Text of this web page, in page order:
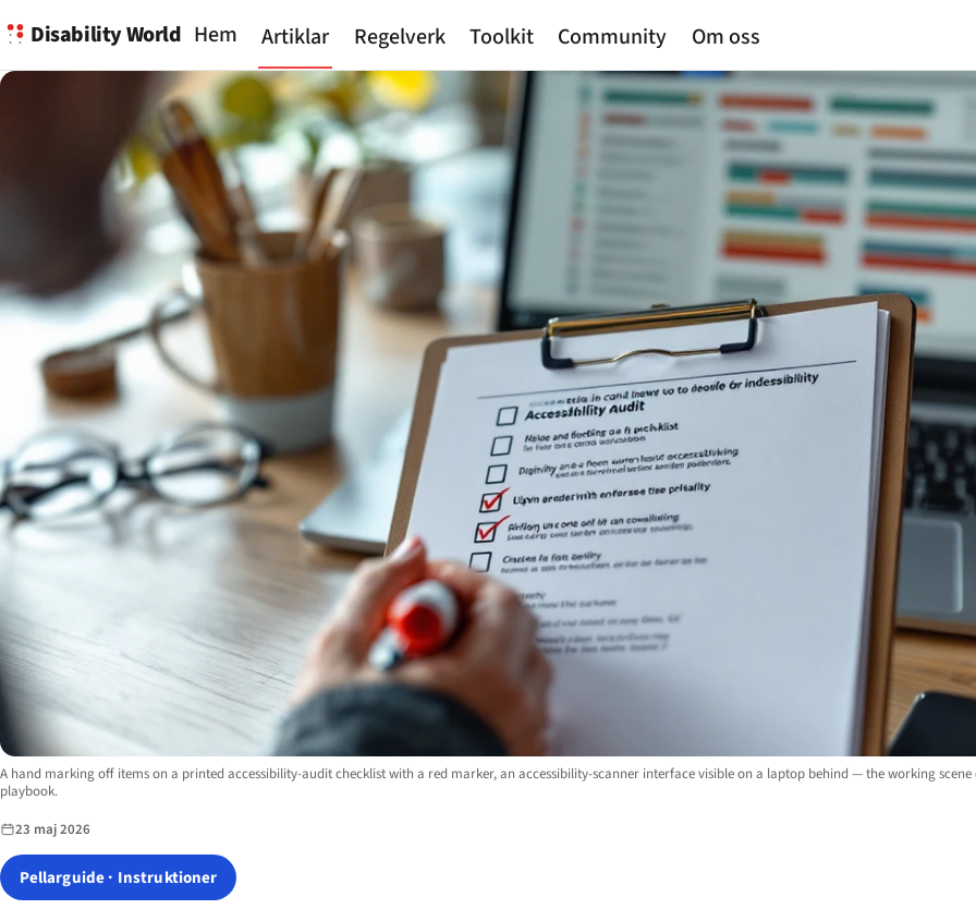
Disability World Hem Artiklar Regelverk Toolkit Community Om oss
Image description:
A hand marking off items on a printed accessibility-audit checklist with a red marker, an accessibility-scanner interface visible on a laptop behind — the working scene
playbook.
23 maj 2026
Pellarguide · Instruktioner